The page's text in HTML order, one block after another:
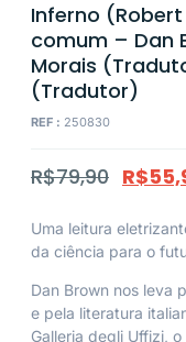
Inferno
comum – Dan
Morais
(Tradutor)
REF : 250830
R$79,90 R$
Uma leitura
da ciência para o
Dan Brown nos leva
e pela literatura
Galleria degli Uffizi,